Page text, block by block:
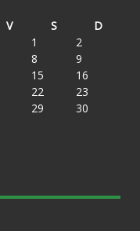
V S D
1
2
8
9
15
16
22
23
29
30